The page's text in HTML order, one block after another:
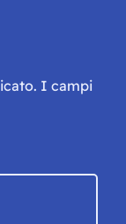
I campi